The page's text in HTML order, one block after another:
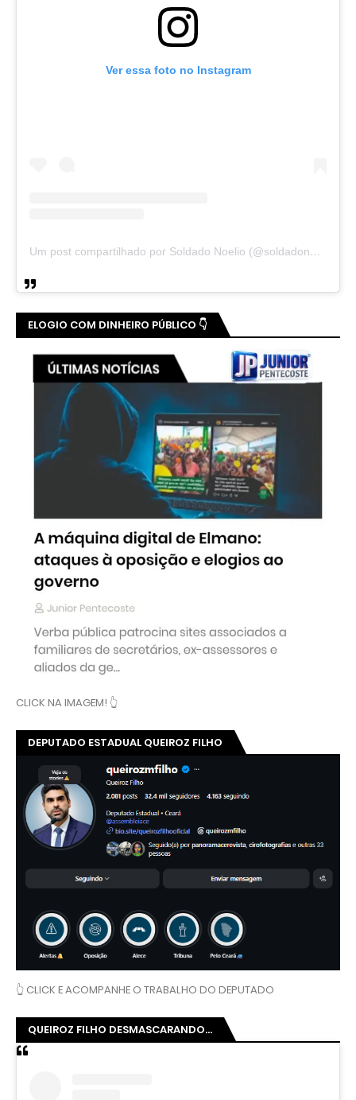
Ver essa foto no Instagram
Um post compartilhado por Soldado Noelio (@soldadonoelio)
ELOGIO COM DINHEIRO PÚBLICO 👇
CLICK NA IMAGEM! 👆
DEPUTADO ESTADUAL QUEIROZ FILHO
👆 CLICK E ACOMPANHE O TRABALHO DO DEPUTADO
QUEIROZ FILHO DESMASCARANDO...